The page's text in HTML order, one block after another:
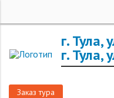
г. Тула,
г. Тула,
Заказ тура